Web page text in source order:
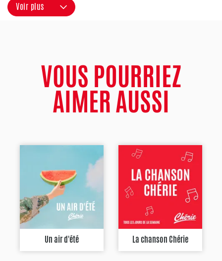
Voir plus
VOUS POURRIEZ
AIMER AUSSI
Un air d'été La chanson Chérie